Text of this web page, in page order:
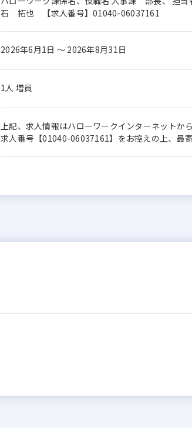
石 拓也 【求人番号】01040-06037161
2026年6月1日 〜 2026年8月31日
1人 増員
上記、求人情報はハローワークインターネットか
求人番号【01040-06037161】をお控えの上、最